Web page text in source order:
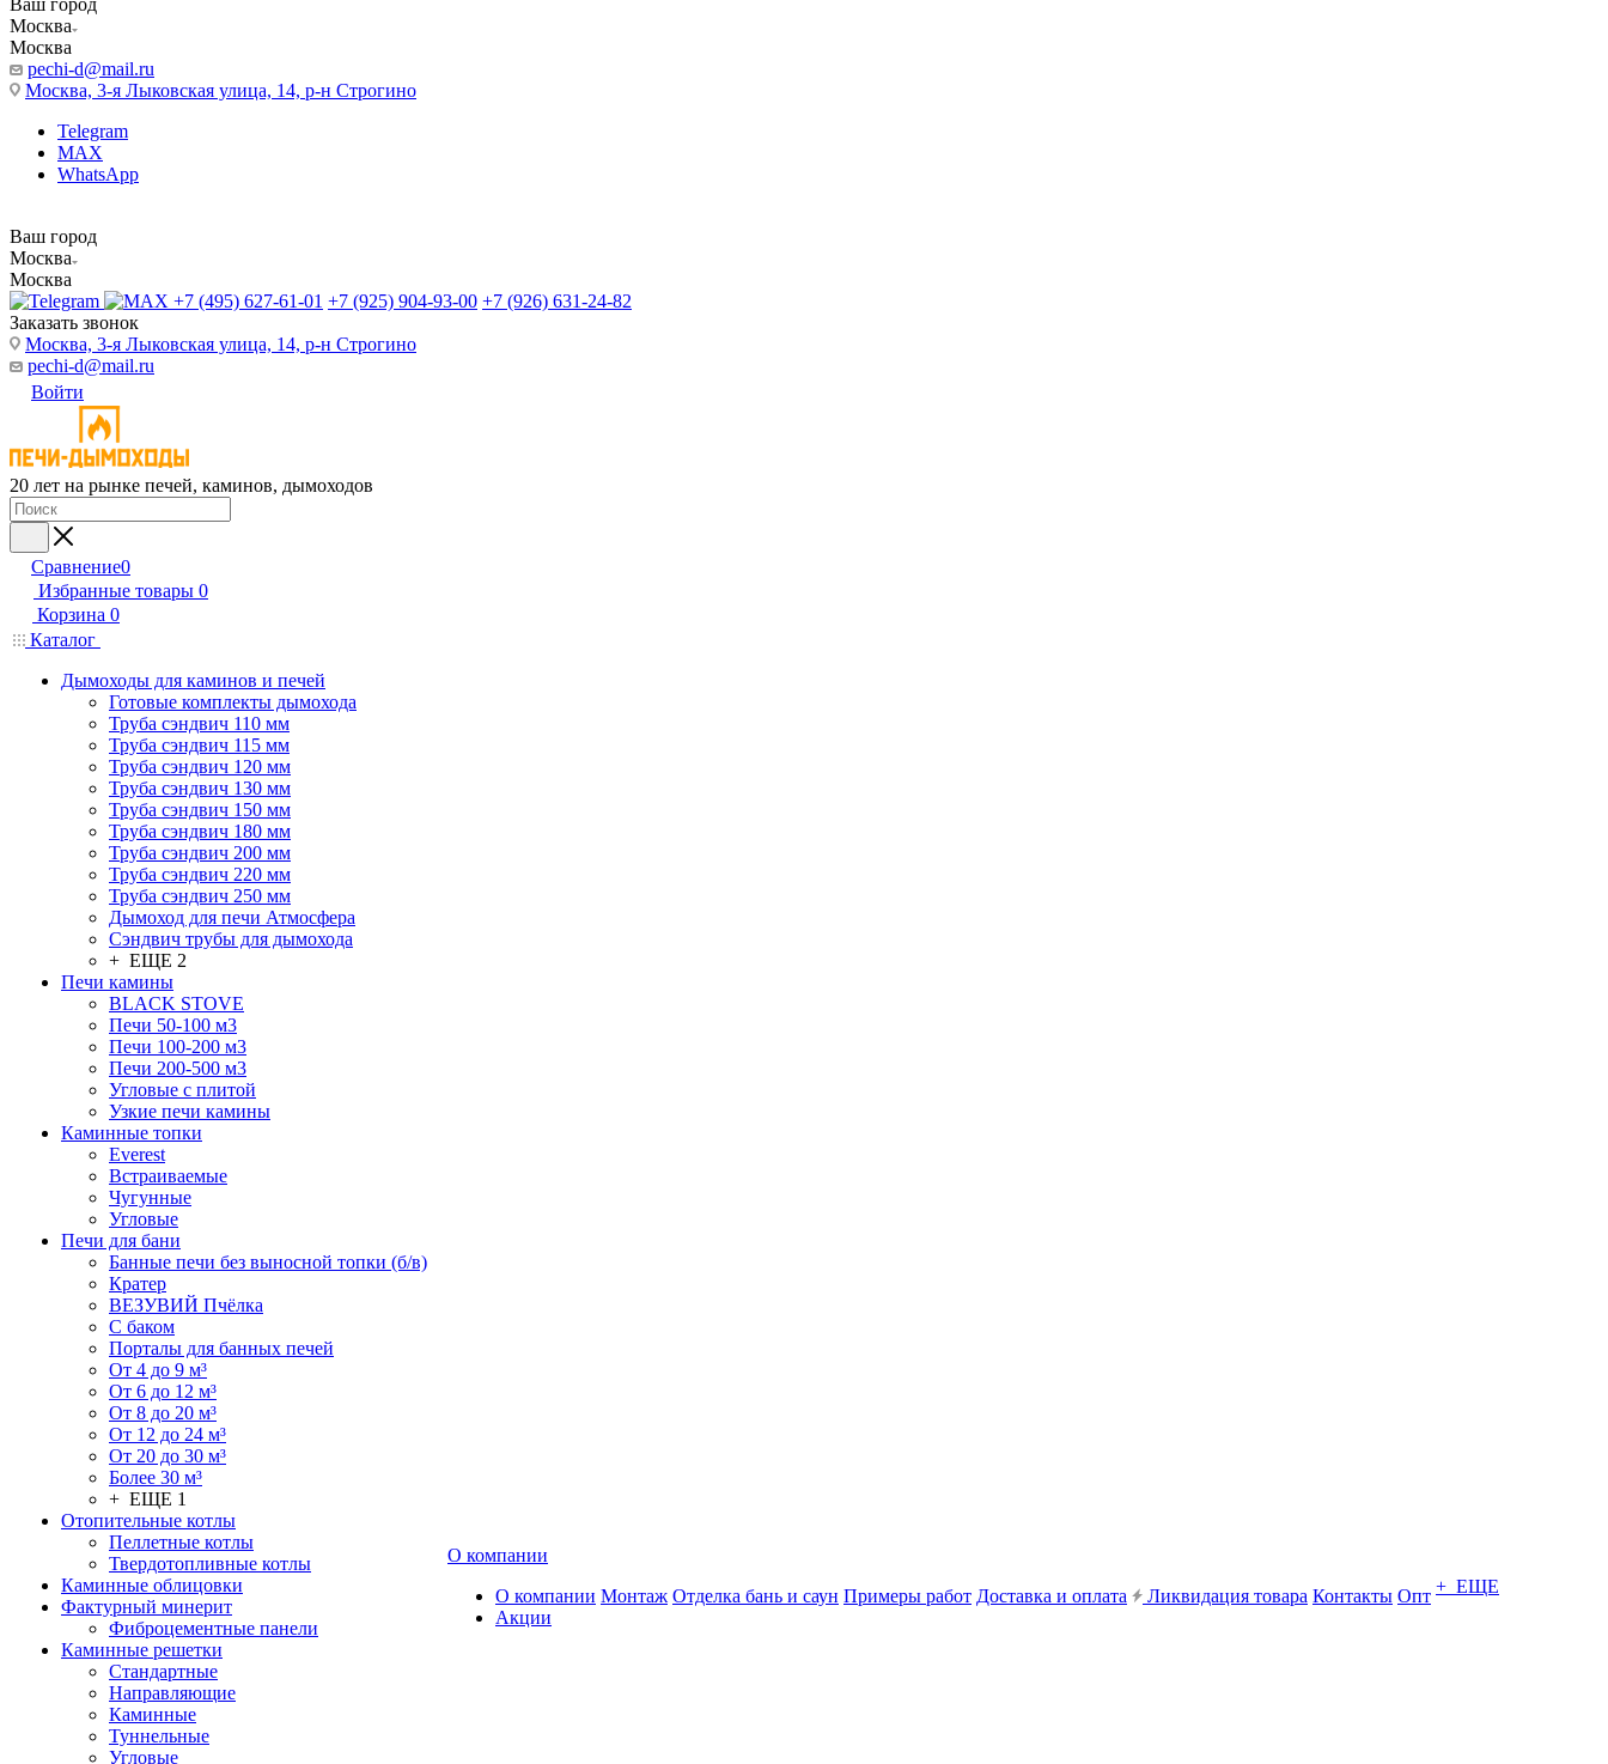
Ваш город
Москва
Москва
pechi-d@mail.ru
Москва, 3-я Лыковская улица, 14, р-н Строгино
Telegram
MAX
WhatsApp
Ваш город
Москва
Москва
+7 (495) 627-61-01 +7 (925) 904-93-00 +7 (926) 631-24-82
Заказать звонок
Москва, 3-я Лыковская улица, 14, р-н Строгино
pechi-d@mail.ru
Войти
20 лет на рынке печей, каминов, дымоходов
Сравнение0
Избранные товары 0
Корзина 0
Каталог
Дымоходы для каминов и печей
Готовые комплекты дымохода
Труба сэндвич 110 мм
Труба сэндвич 115 мм
Труба сэндвич 120 мм
Труба сэндвич 130 мм
Труба сэндвич 150 мм
Труба сэндвич 180 мм
Труба сэндвич 200 мм
Труба сэндвич 220 мм
Труба сэндвич 250 мм
Дымоход для печи Атмосфера
Сэндвич трубы для дымохода
+ ЕЩЕ 2
Печи камины
BLACK STOVE
Печи 50-100 м3
Печи 100-200 м3
Печи 200-500 м3
Угловые с плитой
Узкие печи камины
Каминные топки
Everest
Встраиваемые
Чугунные
Угловые
Печи для бани
Банные печи без выносной топки (б/в)
Кратер
ВЕЗУВИЙ Пчёлка
С баком
Порталы для банных печей
От 4 до 9 м³
От 6 до 12 м³
От 8 до 20 м³
От 12 до 24 м³
От 20 до 30 м³
Более 30 м³
+ ЕЩЕ 1
Отопительные котлы
Пеллетные котлы
Твердотопливные котлы
Каминные облицовки
Фактурный минерит
Фиброцементные панели
Каминные решетки
Стандартные
Направляющие
Каминные
Туннельные
Угловые
О компании
О компании
Акции
Монтаж Отделка бань и саун Примеры работ Доставка и оплата Ликвидация товара Контакты Опт + ЕЩЕ